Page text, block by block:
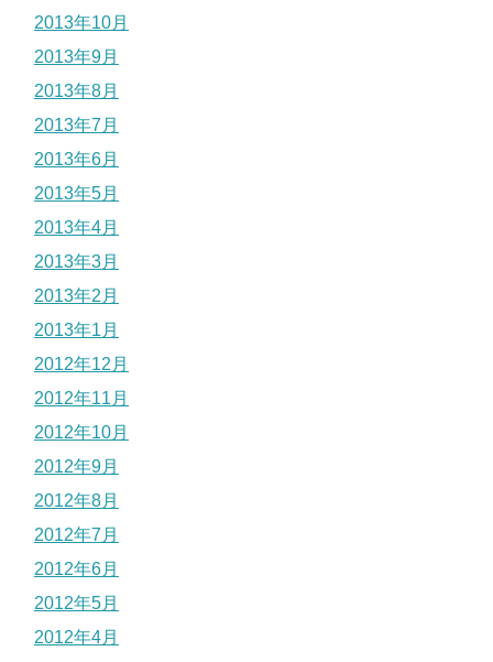
2013年10月
2013年9月
2013年8月
2013年7月
2013年6月
2013年5月
2013年4月
2013年3月
2013年2月
2013年1月
2012年12月
2012年11月
2012年10月
2012年9月
2012年8月
2012年7月
2012年6月
2012年5月
2012年4月